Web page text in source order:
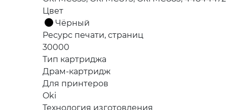
Цвет
Чёрный
Ресурс печати, страниц
30000
Тип картриджа
Драм-картридж
Для принтеров
Oki
Технология изготовления